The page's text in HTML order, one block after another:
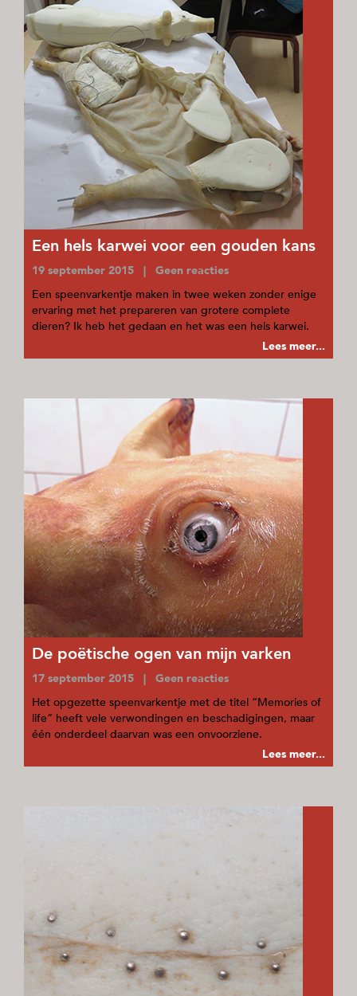
Een hels karwei voor een gouden kans
19 september 2015 | Geen reacties
Een speenvarkentje maken in twee weken zonder enige
ervaring met het prepareren van grotere complete
dieren? Ik heb het gedaan en het was een hels karwei.
Lees meer...
De poëtische ogen van mijn varken
17 september 2015 | Geen reacties
Het opgezette speenvarkentje met de titel “Memories of
life” heeft vele verwondingen en beschadigingen, maar
één onderdeel daarvan was een onvoorziene.
Lees meer...